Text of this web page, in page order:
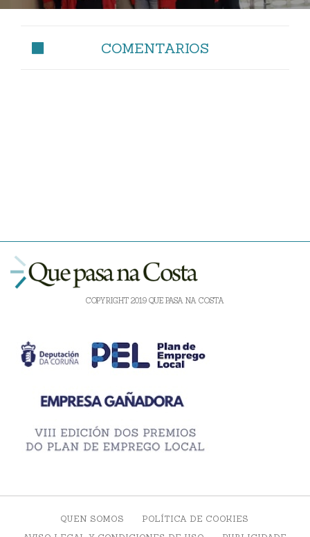
COMENTARIOS
COPYRIGHT 2019 QUE PASA NA COSTA
QUEN SOMOS
POLÍTICA DE COOKIES